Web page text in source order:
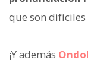
que son
¡Y además